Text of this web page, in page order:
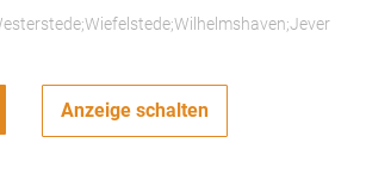
Anzeige schalten